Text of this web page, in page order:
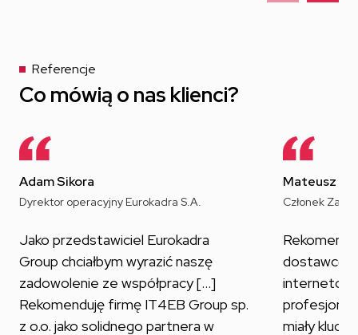
Referencje
Co mówią o nas klienci?
Adam Sikora
Dyrektor operacyjny Eurokadra S.A.
Jako przedstawiciel Eurokadra
Group chciałbym wyrazić naszę
zadowolenie ze współpracy [...]
Rekomenduję firmę IT4EB Group sp.
z o.o. jako solidnego partnera w
Mateusz
Członek
dostawcę
miały